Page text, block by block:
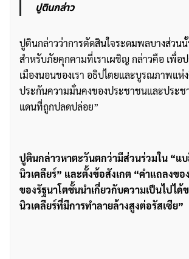
ปูตินกล่าว
ปูตินกล่าวว่าการตัดสินใจระดมพลบางส่วน
สำหรับภัยคุกคามที่เราเผชิญ กล่าวคือ เพื่อ
เมืองนอนของเรา อธิปไตยและบูรณภาพแห่
ประกันความมั่นคงของประชาชนและประช
แดนที่ถูกปลดปล่อย”
ปูตินกล่าวหาตะวันตกว่ามีส่วนร่วมใน “แบ
นิวเคลียร์” และตั้งข้อสังเกต “คำแถลงข
ของรัฐนาโตชั้นนำเกี่ยวกับความเป็นไปได้
นิวเคลียร์ที่มีการทำลายล้างสูงต่อรัสเซีย”